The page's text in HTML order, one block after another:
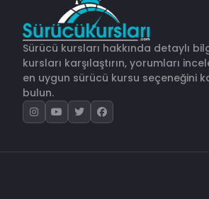
Sürücü kursları hakkında detaylı
kursları karşılaştırın, yorumları
en uygun sürücü kursu seçeneğini
bulun.